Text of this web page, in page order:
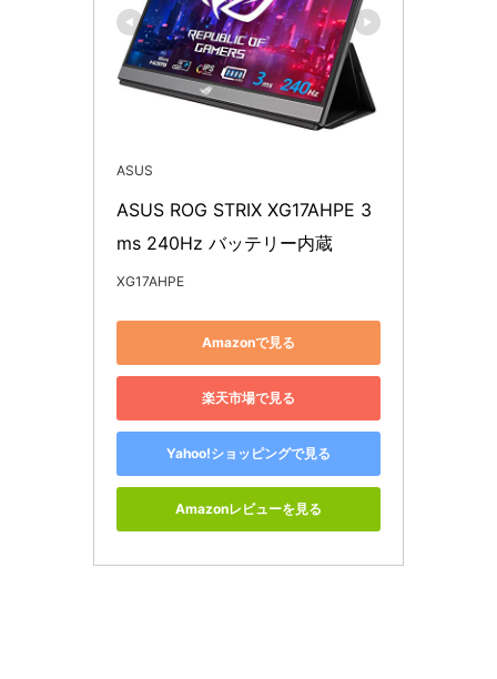
ASUS
ASUS ROG STRIX XG17AHPE 3
ms 240Hz バッテリー内蔵
XG17AHPE
Amazonで見る
楽天市場で見る
Yahoo!ショッピングで見る
Amazonレビューを見る